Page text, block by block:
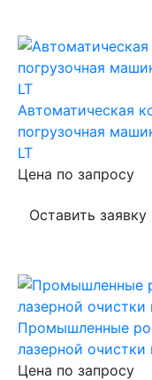
Автоматическая
погрузочная
LT
Цена по запросу
Оставить заявку
Промышленные
лазерной очистки
Цена по запросу